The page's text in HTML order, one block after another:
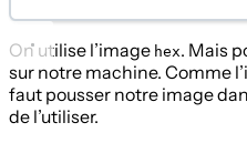
On utilise l’image hex. Mais
sur notre machine. Comme
faut pousser notre image
de l’utiliser.